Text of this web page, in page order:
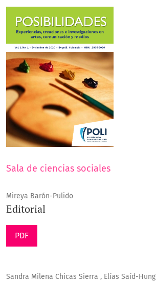
Sala de ciencias sociales
Mireya Barón-Pulido
Editorial
PDF
Sandra Milena Chicas Sierra , Elías Saíd-Hung